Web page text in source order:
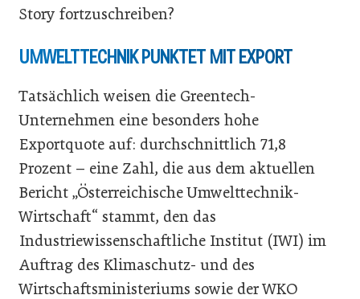
Story fortzuschreiben?
UMWELTTECHNIK PUNKTET MIT EXPORT
Tatsächlich weisen die Greentech-
Unternehmen eine besonders hohe
Exportquote auf: durchschnittlich 71,8
Prozent – eine Zahl, die aus dem aktuellen
Bericht „Österreichische Umwelttechnik-
Wirtschaft“ stammt, den das
Industriewissenschaftliche Institut (IWI) im
Auftrag des Klimaschutz- und des
Wirtschaftsministeriums sowie der WKO